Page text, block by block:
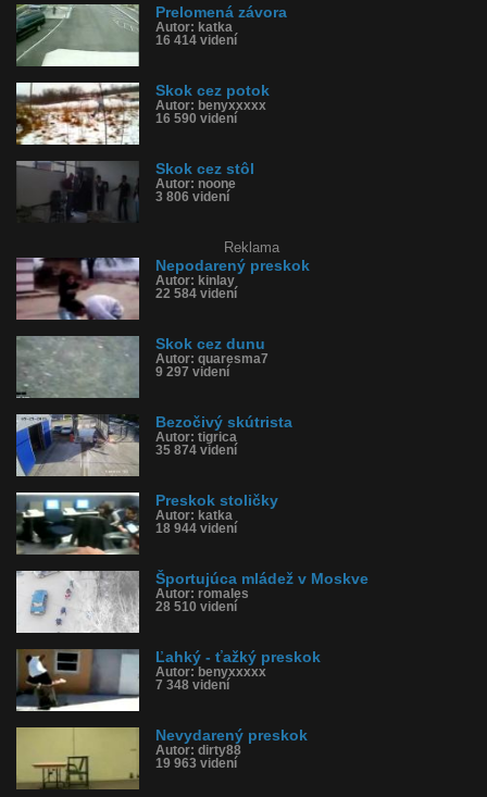
Kategória: zábavné
Tagy: preskok, skok, závora, garáž, pád
História sledovanosti videa:
Prelomená závora
Autor: katka
16 414 videní
Skok cez potok
Autor: benyxxxxx
16 590 videní
Skok cez stôl
Autor: noone
3 806 videní
Reklama
Nepodarený preskok
Autor: kinlay
22 584 videní
Skok cez dunu
Autor: quaresma7
9 297 videní
Bezočivý skútrista
Autor: tigrica
35 874 videní
Preskok stoličky
Autor: katka
18 944 videní
Športujúca mládež v Moskve
Autor: romales
28 510 videní
Ľahký - ťažký preskok
Autor: benyxxxxx
7 348 videní
Nevydarený preskok
Autor: dirty88
19 963 videní